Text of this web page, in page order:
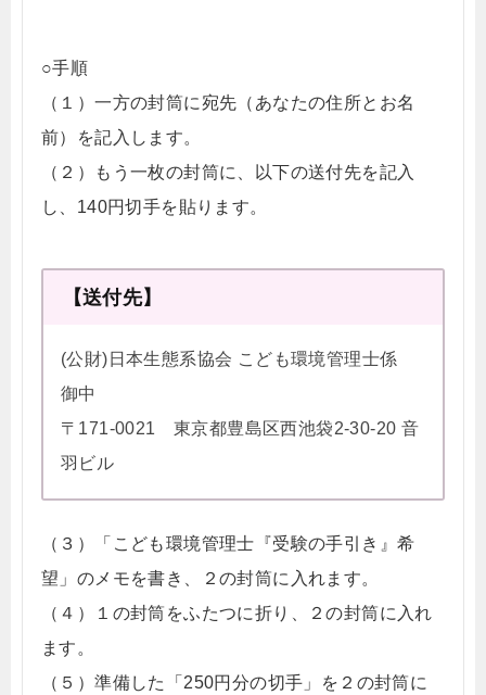
○手順
（１）一方の封筒に宛先（あなたの住所とお名
前）を記入します。
（２）もう一枚の封筒に、以下の送付先を記入
し、140円切手を貼ります。
【送付先】
(公財)日本生態系協会 こども環境管理士係
御中
〒171-0021 東京都豊島区西池袋2-30-20 音
羽ビル
（３）「こども環境管理士『受験の手引き』希
望」のメモを書き、２の封筒に入れます。
（４）１の封筒をふたつに折り、２の封筒に入れ
ます。
（５）準備した「250円分の切手」を２の封筒に